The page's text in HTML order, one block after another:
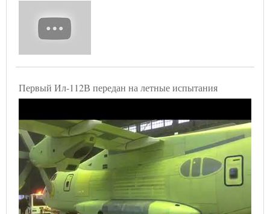
Первый Ил-112В передан на летные испытания